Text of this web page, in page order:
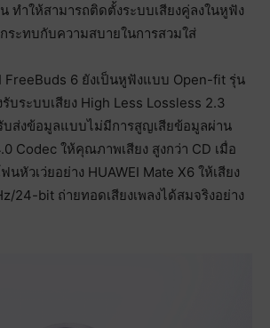
ทำให้สามารถติดตั้งระบบเสียงคู่ลงในหูฟัง
ระทบกับความสบายในการสวมใส่
FreeBuds 6 ยังเป็นหูฟังแบบ Open-fit รุ่น
บระบบเสียง High Less Lossless 2.3
บส่งข้อมูลแบบไม่มีการสูญเสียข้อมูลผ่าน
Codec ให้คุณภาพเสียง สูงกว่า CD เมื่อ
หัวเว่ยอย่าง HUAWEI Mate X6 ให้เสียง
24-bit ถ่ายทอดเสียงเพลงได้สมจริงอย่าง